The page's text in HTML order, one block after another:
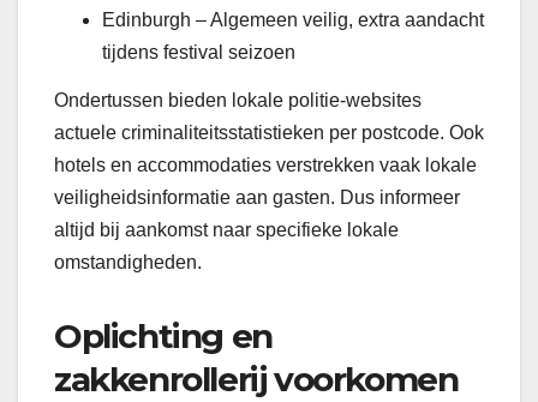
Edinburgh – Algemeen veilig, extra aandacht
tijdens festival seizoen
Ondertussen bieden lokale politie-websites
actuele criminaliteitsstatistieken per postcode. Ook
hotels en accommodaties verstrekken vaak lokale
veiligheidsinformatie aan gasten. Dus informeer
altijd bij aankomst naar specifieke lokale
omstandigheden.
Oplichting en
zakkenrollerij voorkomen